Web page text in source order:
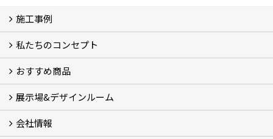
施工事例
施工事例
お客様の声 (46)
私たちのコンセプト
コンセプト
完成までの流れ
お庭のメンテナンスについて
おすすめ商品
オリジナル帆布のサイクルポート
NEW スマートサイクルポート
おしゃれな物置 (8)
門扉 (6)
ウッドフェンス (16)
アイアンの商品 (6)
ガーデニング雑貨 (3)
ガーデン書&ガーデンアート
こだわりのオリジナル商品 一覧
おすすめの植物 (29)
箱庭ガーデン
ポット苗
展示場&デザインルーム
展示場&デザインルーム
会社情報